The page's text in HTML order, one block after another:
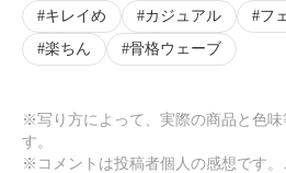
キレイめ
カジュアル フ
楽ちん
骨格ウェーブ
※写り方によって、実際の商品と色味
す。
※コメントは投稿者個人の感想です